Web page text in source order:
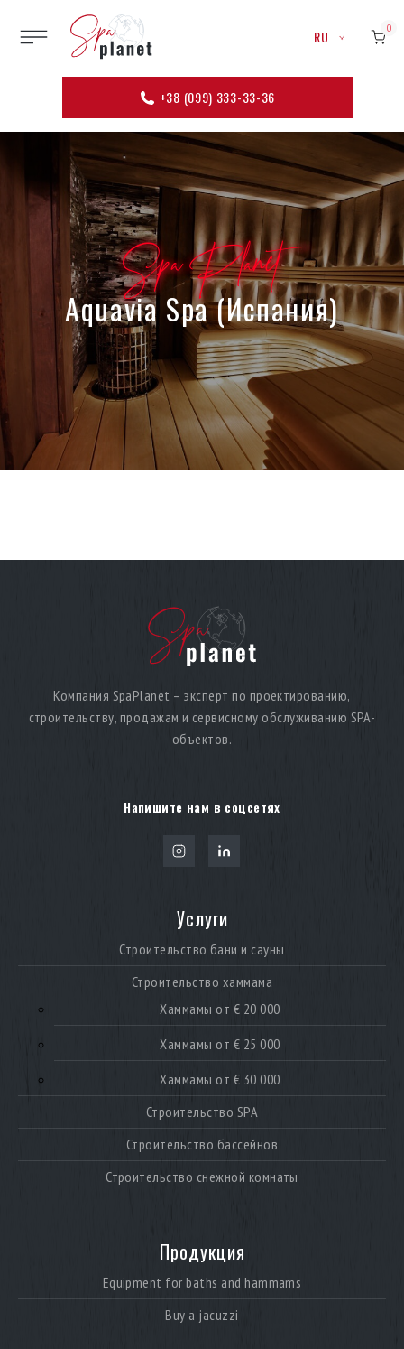
+38 (099) 333-33-36
RU 0
Spa Planet
Aquavia Spa (Испания)
Компания SpaPlanet – эксперт по проектированию,
строительству, продажам и сервисному обслуживанию SPA-
объектов.
Напишите нам в соцсетях
Услуги
Строительство бани и сауны
Строительство хаммама
Хаммамы от € 20 000
Хаммамы от € 25 000
Хаммамы от € 30 000
Строительство SPA
Строительство бассейнов
Строительство снежной комнаты
Продукция
Equipment for baths and hammams
Buy a jacuzzi